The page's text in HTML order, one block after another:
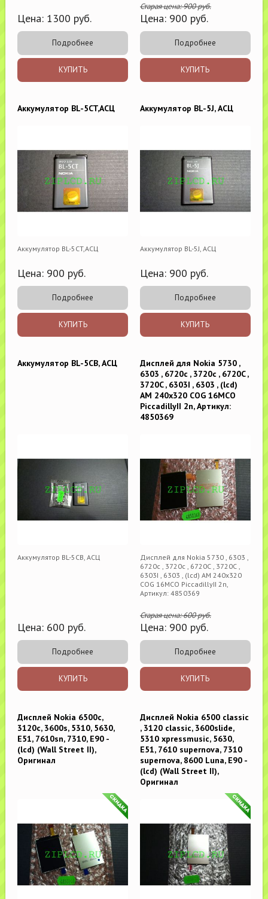
Цена: 1300 руб.
Подробнее
КУПИТЬ
Старая цена:900руб.
Цена: 900 руб.
Подробнее
КУПИТЬ
Аккумулятор BL-5CT,АСЦ
Аккумулятор BL-5CT,АСЦ
Цена: 900 руб.
Подробнее
КУПИТЬ
Аккумулятор BL-5J, АСЦ
Аккумулятор BL-5J, АСЦ
Цена: 900 руб.
Подробнее
КУПИТЬ
Аккумулятор BL-5CB, АСЦ
Аккумулятор BL-5CB, АСЦ
Цена: 600 руб.
Подробнее
КУПИТЬ
Дисплей для Nokia 5730 ,
6303 , 6720c , 3720c , 6720C ,
3720C , 6303I , 6303 , (lcd)
AM 240x320 COG 16MCO
PiccadillyII 2n, Артикул:
4850369
Дисплей для Nokia 5730 , 6303 ,
6720c , 3720c , 6720C , 3720C ,
6303I , 6303 , (lcd) AM 240x320
COG 16MCO PiccadillyII 2n,
Артикул: 4850369
Старая цена:600руб.
Цена: 900 руб.
Подробнее
КУПИТЬ
Дисплей Nokia 6500c,
3120c, 3600s, 5310, 5630,
E51, 7610sn, 7310, E90 -
(lcd) (Wall Street II),
Оригинал
Дисплей Nokia 6500 classic
, 3120 classic, 3600slide,
5310 xpressmusic, 5630,
E51, 7610 supernova, 7310
supernova, 8600 Luna, E90 -
(lcd) (Wall Street II),
Оригинал